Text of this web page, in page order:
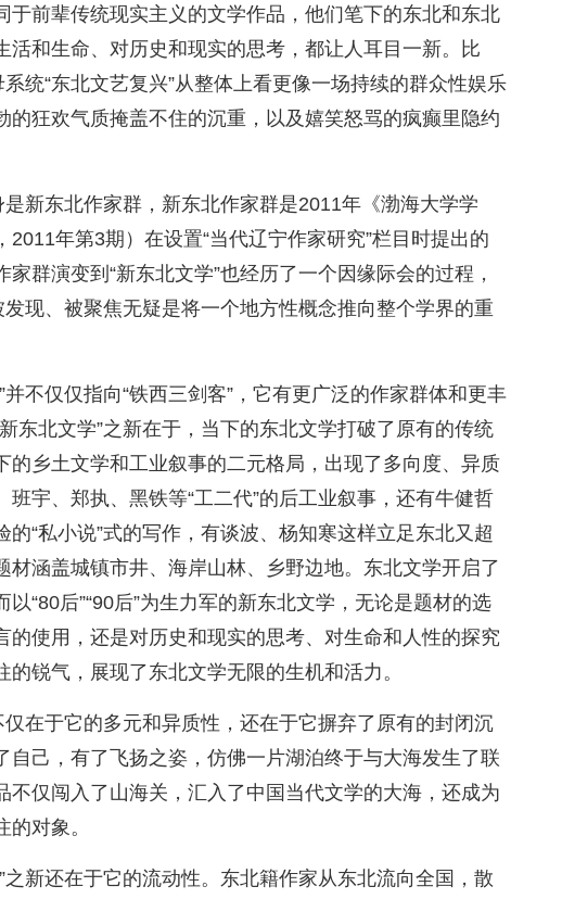
于前辈传统现实主义的文学作品，他们笔下的东北和东北
活和生命、对历史和现实的思考，都让人耳目一新。比
系统“东北文艺复兴”从整体上看更像一场持续的群众性娱乐
的狂欢气质掩盖不住的沉重，以及嬉笑怒骂的疯癫里隐约
是新东北作家群，新东北作家群是2011年《渤海大学学
2011年第3期）在设置“当代辽宁作家研究”栏目时提出的
群演变到“新东北文学”也经历了一个因缘际会的过程，
发现、被聚焦无疑是将一个地方性概念推向整个学界的重
并不仅仅指向“铁西三剑客”，它有更广泛的作家群体和更丰
东北文学”之新在于，当下的东北文学打破了原有的传统
的乡土文学和工业叙事的二元格局，出现了多向度、异质
班宇、郑执、黑铁等“工二代”的后工业叙事，还有牛健哲
的“私小说”式的写作，有谈波、杨知寒这样立足东北又超
材涵盖城镇市井、海岸山林、乡野边地。东北文学开启了
“80后”“90后”为生力军的新东北文学，无论是题材的选
的使用，还是对历史和现实的思考、对生命和人性的探究
锐气，展现了东北文学无限的生机和活力。
仅在于它的多元和异质性，还在于它摒弃了原有的封闭沉
自己，有了飞扬之姿，仿佛一片湖泊终于与大海发生了联
不仅闯入了山海关，汇入了中国当代文学的大海，还成为
对象。
之新还在于它的流动性。东北籍作家从东北流向全国，散